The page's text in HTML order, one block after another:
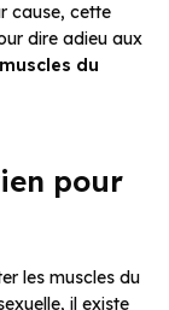
cause, cette
dire adieu aux
du
pour
les muscles du
il existe